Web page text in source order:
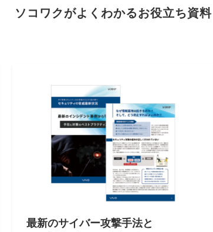
ソコワクがよくわかるお役立ち資料
最新のサイバー攻撃手法と